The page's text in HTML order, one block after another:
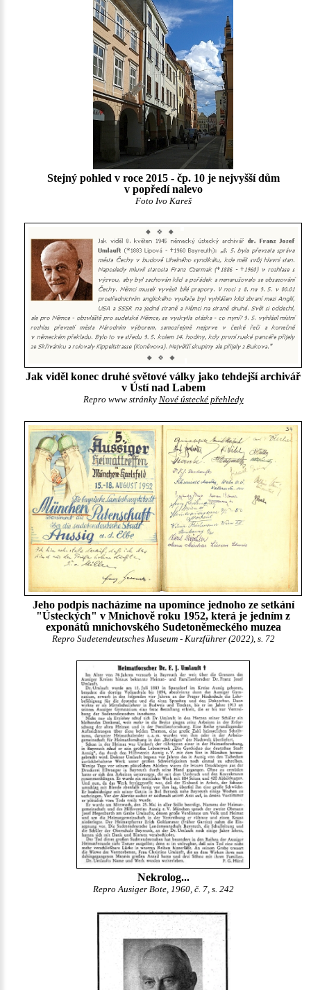
Stejný pohled v roce 2015 - čp. 10 je nejvyšší dům
v popředí nalevo
Foto Ivo Kareš
Jak viděl konec druhé světové války jako tehdejší archivář
v Ústí nad Labem
Repro www stránky Nové ústecké přehledy
Jeho podpis nacházíme na upomínce jednoho ze setkání
"Ústeckých" v Mnichově roku 1952, která je jedním z
exponátů mnichovského Sudetoněmeckého muzea
Repro Sudetendeutsches Museum - Kurzführer (2022), s. 72
Nekrolog...
Repro Ausiger Bote, 1960, č. 7, s. 242